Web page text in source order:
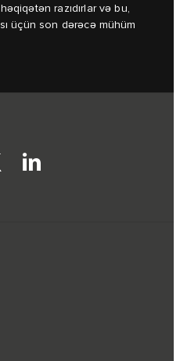
razıdırlar və bu,
üçün son dərəcə mühüm